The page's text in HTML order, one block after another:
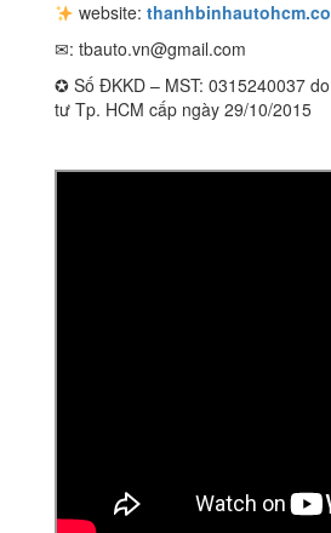
website:
✉: tbauto.vn@gmail.com
✪ Số ĐKKD – MST: 0315240037
tư Tp. HCM cấp ngày 29/10/2015